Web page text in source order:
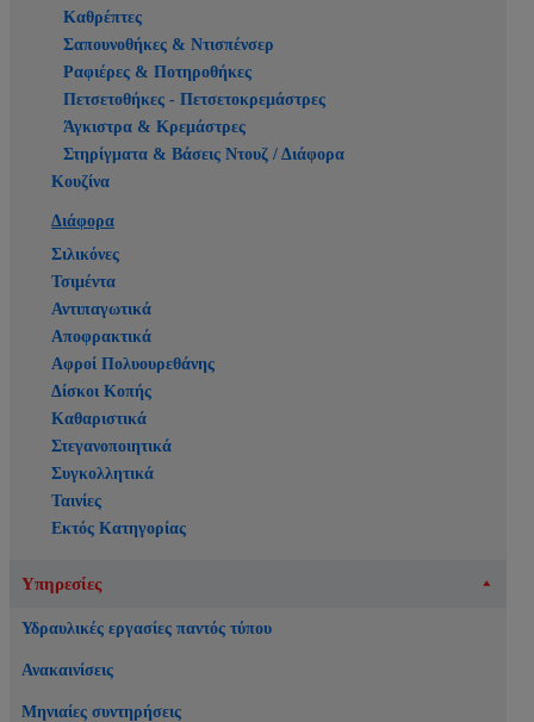
Καθρέπτες
Σαπουνοθήκες & Ντισπένσερ
Ραφιέρες & Ποτηροθήκες
Πετσετοθήκες - Πετσετοκρεμάστρες
Άγκιστρα & Κρεμάστρες
Στηρίγματα & Βάσεις Ντουζ / Διάφορα
Κουζίνα
Διάφορα
Σιλικόνες
Τσιμέντα
Αντιπαγωτικά
Αποφρακτικά
Αφροί Πολυουρεθάνης
Δίσκοι Κοπής
Καθαριστικά
Στεγανοποιητικά
Συγκολλητικά
Ταινίες
Εκτός Κατηγορίας
Υπηρεσίες
Υδραυλικές εργασίες παντός τύπου
Ανακαινίσεις
Μηνιαίες συντηρήσεις